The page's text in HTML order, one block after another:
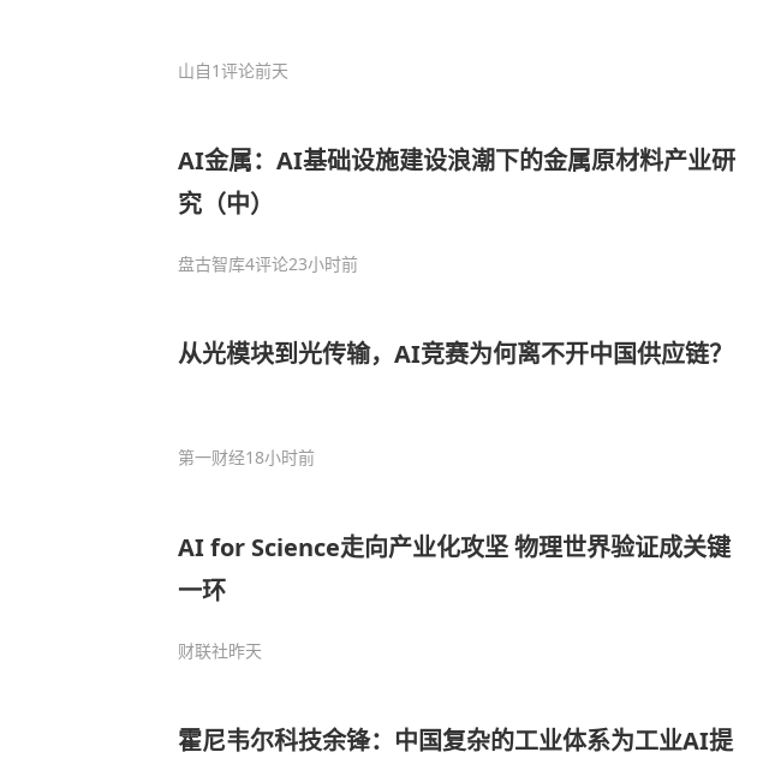
山自1评论前天
AI金属：AI基础设施建设浪潮下的金属原材料产业研
究（中）
盘古智库4评论23小时前
从光模块到光传输，AI竞赛为何离不开中国供应链？
第一财经18小时前
AI for Science走向产业化攻坚 物理世界验证成关键
一环
财联社昨天
霍尼韦尔科技余锋：中国复杂的工业体系为工业AI提